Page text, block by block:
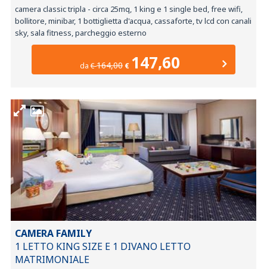
camera classic tripla - circa 25mq, 1 king e 1 single bed, free wifi,
bollitore, minibar, 1 bottiglietta d'acqua, cassaforte, tv lcd con canali
sky, sala fitness, parcheggio esterno
da€164,00 € 147,60
CAMERA FAMILY
1 LETTO KING SIZE E 1 DIVANO LETTO
MATRIMONIALE